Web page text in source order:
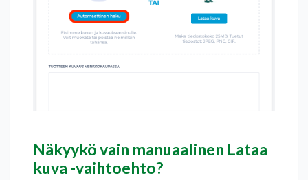
Näkyykö vain manuaalinen Lataa
kuva -vaihtoehto?